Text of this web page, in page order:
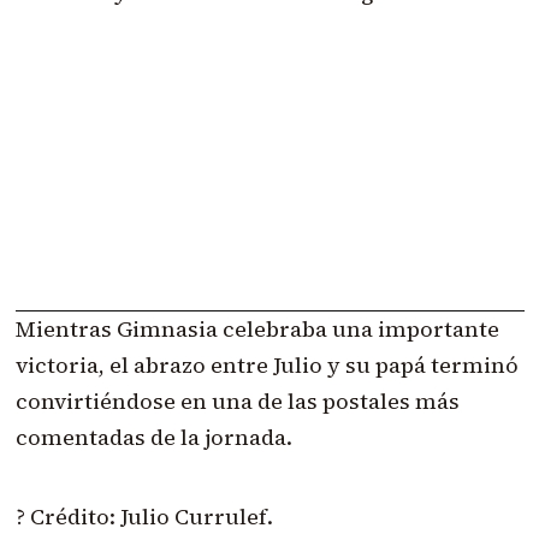
Mientras Gimnasia celebraba una importante
victoria, el abrazo entre Julio y su papá terminó
convirtiéndose en una de las postales más
comentadas de la jornada.
? Crédito: Julio Currulef.